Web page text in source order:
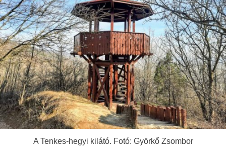
A Tenkes-hegyi kilátó. Fotó: Györkő Zsombor